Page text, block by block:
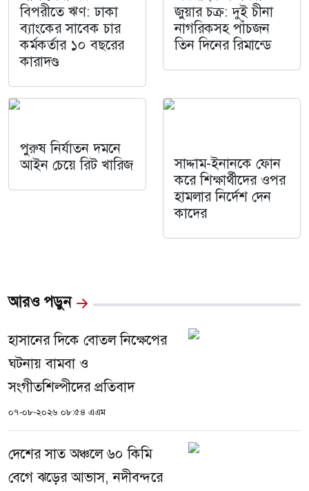
বিপরীতে ঋণ: ঢাকা
ব্যাংকের সাবেক চার
কর্মকর্তার ১০ বছরের
কারাদণ্ড
জুয়ার চক্র: দুই চীনা
নাগরিকসহ পাঁচজন
তিন দিনের রিমান্ডে
পুরুষ নির্যাতন দমনে
আইন চেয়ে রিট খারিজ
সাদ্দাম-ইনানকে ফোন
করে শিক্ষার্থীদের ওপর
হামলার নির্দেশ দেন
কাদের
আরও পড়ুন
হাসানের দিকে বোতল নিক্ষেপের
ঘটনায় বামবা ও
সংগীতশিল্পীদের প্রতিবাদ
০৭-০৮-২০২৬ ০৮:৫৪ এএম
দেশের সাত অঞ্চলে ৬০ কিমি
বেগে ঝড়ের আভাস, নদীবন্দরে